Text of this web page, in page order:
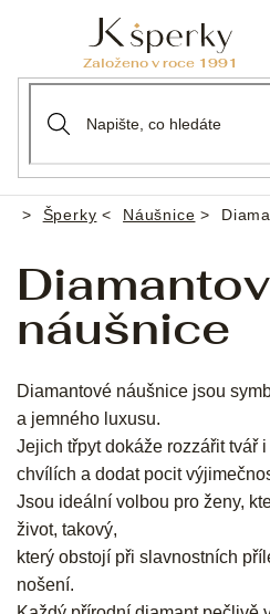
Domů
Šperky Náušnice
náušnice
Diamantové náušnice jsou
a jemného luxusu.
Jejich třpyt dokáže rozzářit tvář
chvílích a dodat pocit
Jsou ideální volbou pro ženy,
život, takový,
který obstojí při slavnostních
nošení.